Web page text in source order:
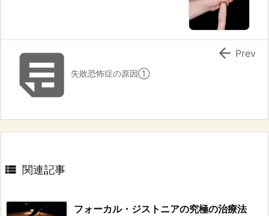
失敗恐怖症の原因①
 Prev
 関連記事
フォーカル・ジストニアの究極の治療法